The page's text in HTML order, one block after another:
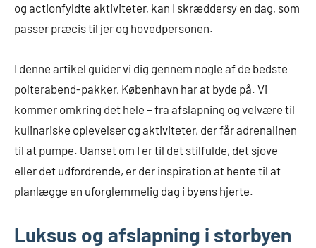
og actionfyldte aktiviteter, kan I skræddersy en dag, som
passer præcis til jer og hovedpersonen.
I denne artikel guider vi dig gennem nogle af de bedste
polterabend-pakker, København har at byde på. Vi
kommer omkring det hele – fra afslapning og velvære til
kulinariske oplevelser og aktiviteter, der får adrenalinen
til at pumpe. Uanset om I er til det stilfulde, det sjove
eller det udfordrende, er der inspiration at hente til at
planlægge en uforglemmelig dag i byens hjerte.
Luksus og afslapning i storbyen